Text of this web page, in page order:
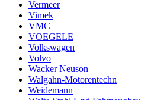
Vermeer
Vimek
VMC
VOEGELE
Volkswagen
Volvo
Wacker Neuson
Walgahn-Motorentechn
Weidemann